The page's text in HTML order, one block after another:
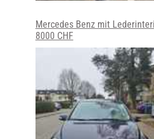
Mercedes Benz mit
8000 CHF